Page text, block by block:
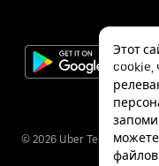
© 2026 Uber Technologies
Этот
cookie,
можете